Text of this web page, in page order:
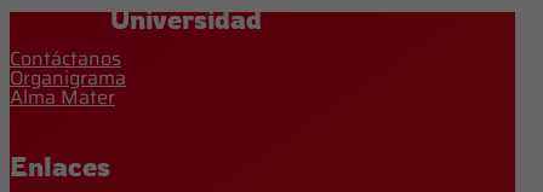
Universidad
Contáctanos
Organigrama
Alma Mater
Enlaces